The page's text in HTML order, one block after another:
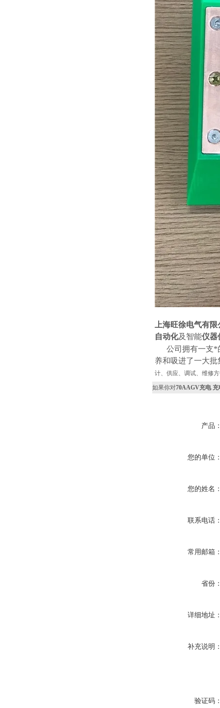
上海旺徐电气有限
自动化及智能仪器
公司拥有一支*
养和吸进了一大
计、供应、调试、维修
如果你对70AAGV充电
产品
您的单位
您的姓名
联系电话
常用邮箱
省份
详细地址
补充说明
验证码